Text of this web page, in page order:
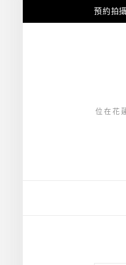
至
預約拍攝
位在花